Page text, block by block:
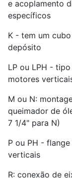
e acoplamento
específicos
K - tem um
depósito
LP ou LPH -
motores
M ou N:
queimador de
7 1/4" para N)
P ou PH -
verticais
R: conexão de